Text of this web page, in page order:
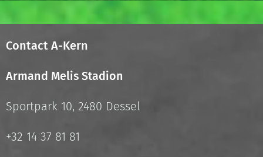
Contact A-Kern
Armand Melis Stadion
Sportpark 10, 2480 Dessel
+32 14 37 81 81